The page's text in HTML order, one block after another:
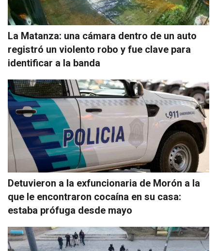
La Matanza: una cámara dentro de un auto
registró un violento robo y fue clave para
identificar a la banda
Detuvieron a la exfuncionaria de Morón a la
que le encontraron cocaína en su casa:
estaba prófuga desde mayo